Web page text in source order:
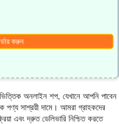
করুন
ভিত্তিক অনলাইন শপ, যেখানে আপনি পাবেন
পণ্য সাশ্রয়ী দামে। আমরা গ্রাহকদের
এবং দ্রুত ডেলিভারি নিশ্চিত করতে